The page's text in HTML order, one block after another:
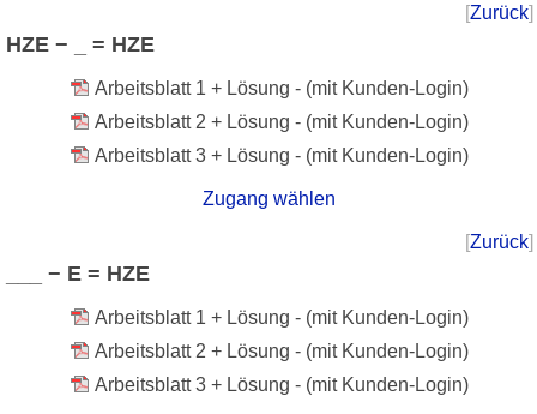
[Zurück]
HZE − _ = HZE
Arbeitsblatt 1 + Lösung - (mit Kunden-Login)
Arbeitsblatt 2 + Lösung - (mit Kunden-Login)
Arbeitsblatt 3 + Lösung - (mit Kunden-Login)
Zugang wählen
[Zurück]
___ − E = HZE
Arbeitsblatt 1 + Lösung - (mit Kunden-Login)
Arbeitsblatt 2 + Lösung - (mit Kunden-Login)
Arbeitsblatt 3 + Lösung - (mit Kunden-Login)